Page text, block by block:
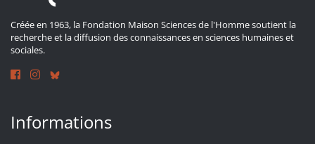
Créée en 1963, la Fondation Maison Sciences de l'Homme soutient la
recherche et la diffusion des connaissances en sciences humaines et
sociales.
Informations